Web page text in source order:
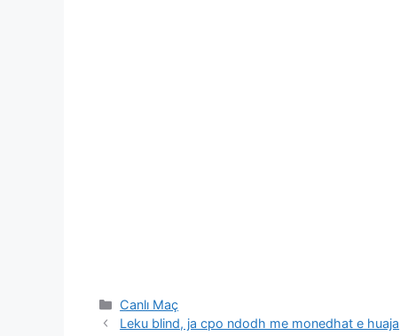
Categories
Canlı Maç
Leku blind, ja cpo ndodh me monedhat e huaja